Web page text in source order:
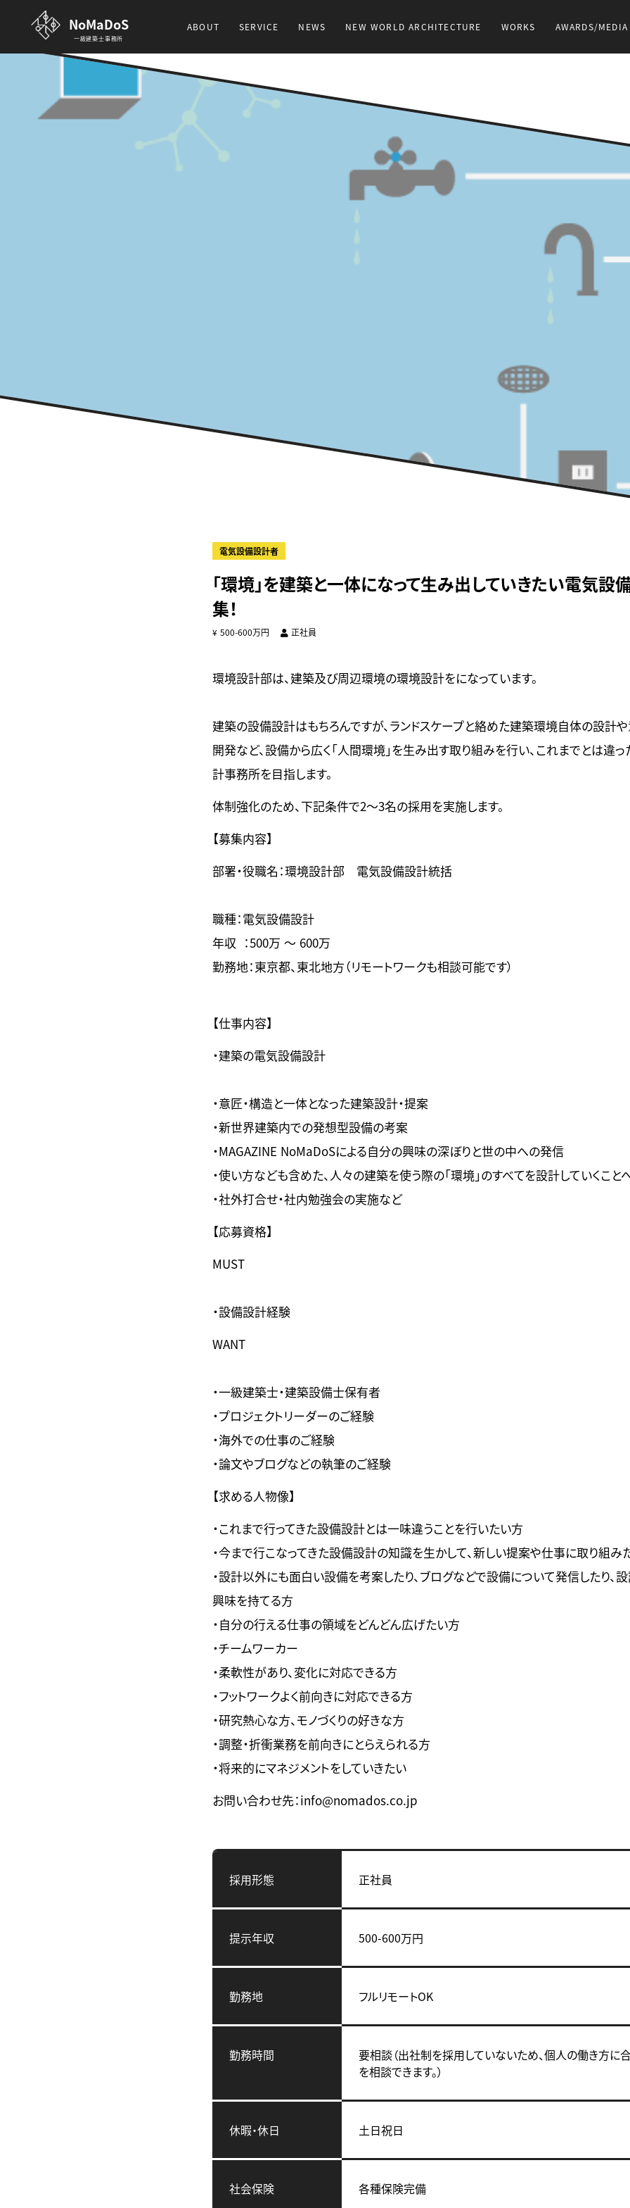
NoMaDoS
一級建築士事務所
ABOUT SERVICE NEWS NEW WORLD ARCHITECTURE WORKS AWARDS/MEDIA
電気設備設計者
「環境」を建築と一体になって生み出していきたい電気設
集！
500-600万円 正社員
環境設計部は、建築及び周辺環境の環境設計をになっています。
建築の設備設計はもちろんですが、ランドスケープと絡めた建築環境自体の設計
開発など、設備から広く「人間環境」を生み出す取り組みを行い、これまでとは違
計事務所を目指します。
体制強化のため、下記条件で2～3名の採用を実施します。
【募集内容】
部署・役職名：環境設計部 電気設備設計統括
職種：電気設備設計
年収 ：500万 ～ 600万
勤務地：東京都、東北地方（リモートワークも相談可能です）
【仕事内容】
・建築の電気設備設計
・意匠・構造と一体となった建築設計・提案
・新世界建築内での発想型設備の考案
・MAGAZINE NoMaDoSによる自分の興味の深ぼりと世の中への発信
・使い方なども含めた、人々の建築を使う際の「環境」のすべてを設計していくこと
・社外打合せ・社内勉強会の実施など
【応募資格】
MUST
・設備設計経験
WANT
・一級建築士・建築設備士保有者
・プロジェクトリーダーのご経験
・海外での仕事のご経験
・論文やブログなどの執筆のご経験
【求める人物像】
・これまで行ってきた設備設計とは一味違うことを行いたい方
・今まで行こなってきた設備設計の知識を生かして、新しい提案や仕事に取り組み
・設計以外にも面白い設備を考案したり、ブログなどで設備について発信したり、
興味を持てる方
・自分の行える仕事の領域をどんどん広げたい方
・チームワーカー
・柔軟性があり、変化に対応できる方
・フットワークよく前向きに対応できる方
・研究熱心な方、モノづくりの好きな方
・調整・折衝業務を前向きにとらえられる方
・将来的にマネジメントをしていきたい
お問い合わせ先：info@nomados.co.jp
採用形態 正社員
提示年収 500-600万円
勤務地 フルリモートOK
勤務時間
要相談（出社制を採用していないため、個人の働き方に
を相談できます。）
休暇・休日 土日祝日
社会保険 各種保険完備